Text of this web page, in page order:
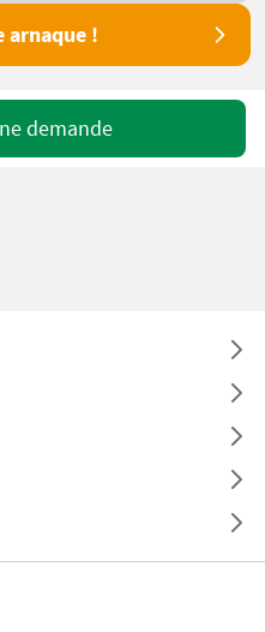
arnaque !
demande